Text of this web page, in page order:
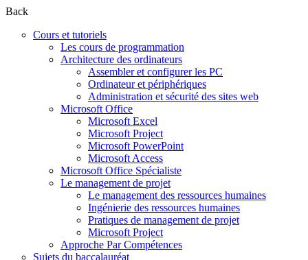
Back
Cours et tutoriels
Les cours de programmation
Architecture des ordinateurs
Assembler et configurer les PC
Ordinateur et périphériques
Administration et sécurité des sites web
Microsoft Office
Microsoft Excel
Microsoft Project
Microsoft PowerPoint
Microsoft Access
Microsoft Office Spécialiste
Le management de projet
Le management des ressources humaines
Ingénierie des ressources humaines
Pratiques de management de projet
Microsoft Project
Approche Par Compétences
Sujets du baccalauréat